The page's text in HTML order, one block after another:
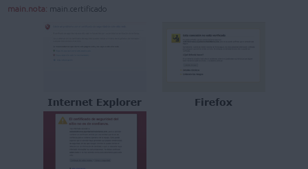
INFORMACIÓN MUNICIPAL
main.nota: main.certificado